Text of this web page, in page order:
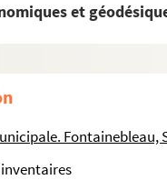
et
Fontainebleau,
inventaires
Fontainebleau